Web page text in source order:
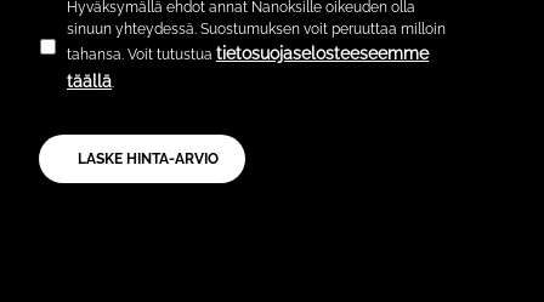
Hyväksymällä ehdot annat Nanoksille oikeuden olla
sinuun yhteydessä. Suostumuksen voit peruuttaa milloin
tahansa. Voit tutustua tietosuojaselosteeseemme
täällä.